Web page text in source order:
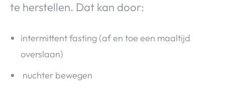
te herstellen. Dat kan door:
intermittent fasting (af en toe een maaltijd
overslaan)
nuchter bewegen